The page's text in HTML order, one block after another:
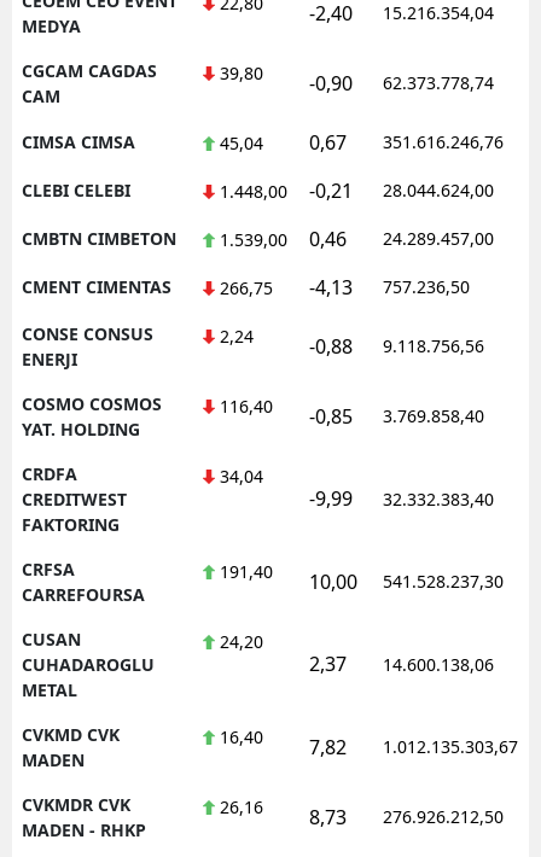
MEDYA
-2,40 15.216.354,04
CGCAM CAGDAS
CAM
39,80 -0,90 62.373.778,74
CIMSA CIMSA 45,04 0,67 351.616.246,76
CLEBI CELEBI 1.448,00 -0,21 28.044.624,00
CMBTN CIMBETON 1.539,00 0,46 24.289.457,00
CMENT CIMENTAS 266,75 -4,13 757.236,50
CONSE CONSUS
ENERJI
2,24 -0,88 9.118.756,56
COSMO COSMOS
YAT. HOLDING
116,40 -0,85 3.769.858,40
CRDFA
CREDITWEST
FAKTORING
34,04
-9,99 32.332.383,40
CRFSA
CARREFOURSA
191,40 10,00 541.528.237,30
CUSAN
CUHADAROGLU
METAL
24,20
2,37 14.600.138,06
CVKMD CVK
MADEN
16,40 7,82 1.012.135.303,67
CVKMDR CVK
MADEN - RHKP
26,16 8,73 276.926.212,50